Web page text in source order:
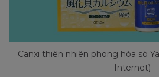
Canxi thiên nhiên phong hóa sò
Internet)